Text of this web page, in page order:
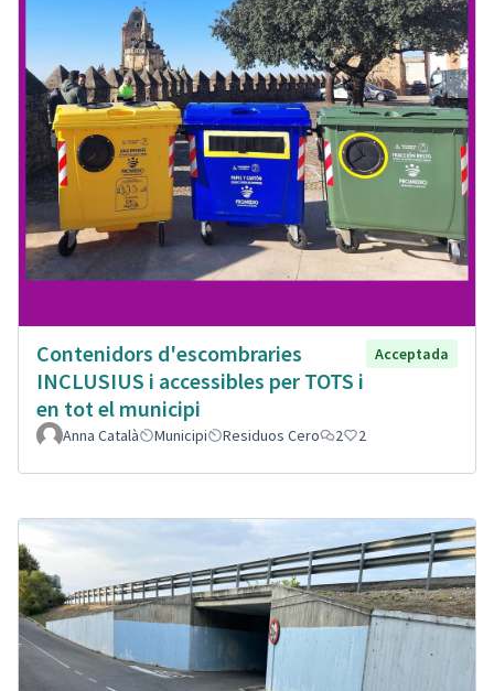
Contenidors d'escombraries
INCLUSIUS i accessibles per TOTS i
en tot el municipi
Acceptada
Anna Català Municipi Residuos Cero 2 2